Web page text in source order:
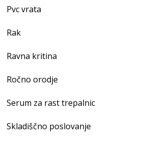
Pvc vrata
Rak
Ravna kritina
Ročno orodje
Serum za rast trepalnic
Skladiščno poslovanje